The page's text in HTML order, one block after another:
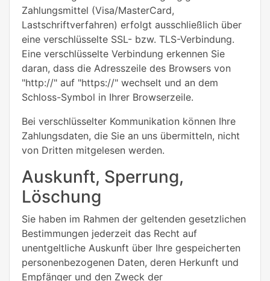
Zahlungsmittel (Visa/MasterCard,
Lastschriftverfahren) erfolgt ausschließlich über
eine verschlüsselte SSL- bzw. TLS-Verbindung.
Eine verschlüsselte Verbindung erkennen Sie
daran, dass die Adresszeile des Browsers von
"http://" auf "https://" wechselt und an dem
Schloss-Symbol in Ihrer Browserzeile.
Bei verschlüsselter Kommunikation können Ihre
Zahlungsdaten, die Sie an uns übermitteln, nicht
von Dritten mitgelesen werden.
Auskunft, Sperrung,
Löschung
Sie haben im Rahmen der geltenden gesetzlichen
Bestimmungen jederzeit das Recht auf
unentgeltliche Auskunft über Ihre gespeicherten
personenbezogenen Daten, deren Herkunft und
Empfänger und den Zweck der